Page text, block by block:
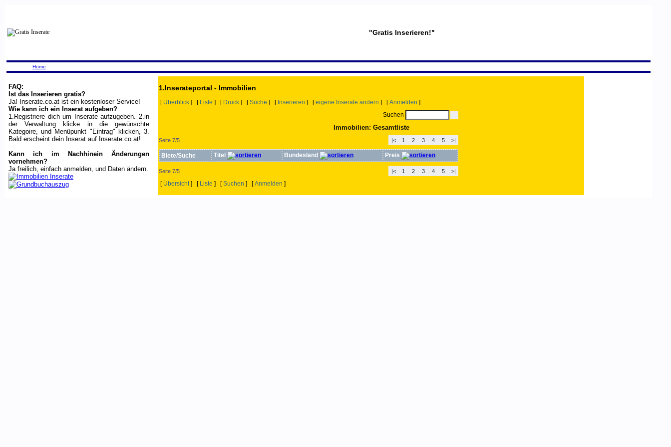
"Gratis Inserieren!"
Home
FAQ:
Ist das Inserieren gratis?
Ja! Inserate.co.at ist ein kostenloser Service!
Wie kann ich ein Inserat aufgeben?
1.Registriere dich um Inserate aufzugeben. 2.in
der Verwaltung klicke in die gewünschte
Kategoire, und Menüpunkt "Eintrag" klicken, 3.
Bald erscheint dein Inserat auf Inserate.co.at!
Kann ich im Nachhinein Änderungen
vornehmen?
Ja freilich, einfach anmelden, und Daten ändern.
1.Inserateportal - Immobilien
[ Überblick ] [ Liste ] [ Druck ] [Suche ] [ Inserieren ] [eigene Inserate ändern ] [Anmelden ]
Suchen
Immobilien: Gesamtliste
Seite 7/5 |< 1 2 3 4 5 >|
Biete/Suche Titel Bundesland Preis
Seite 7/5 |< 1 2 3 4 5 >|
[ Übersicht] [ Liste ] [Suchen ] [Anmelden ]